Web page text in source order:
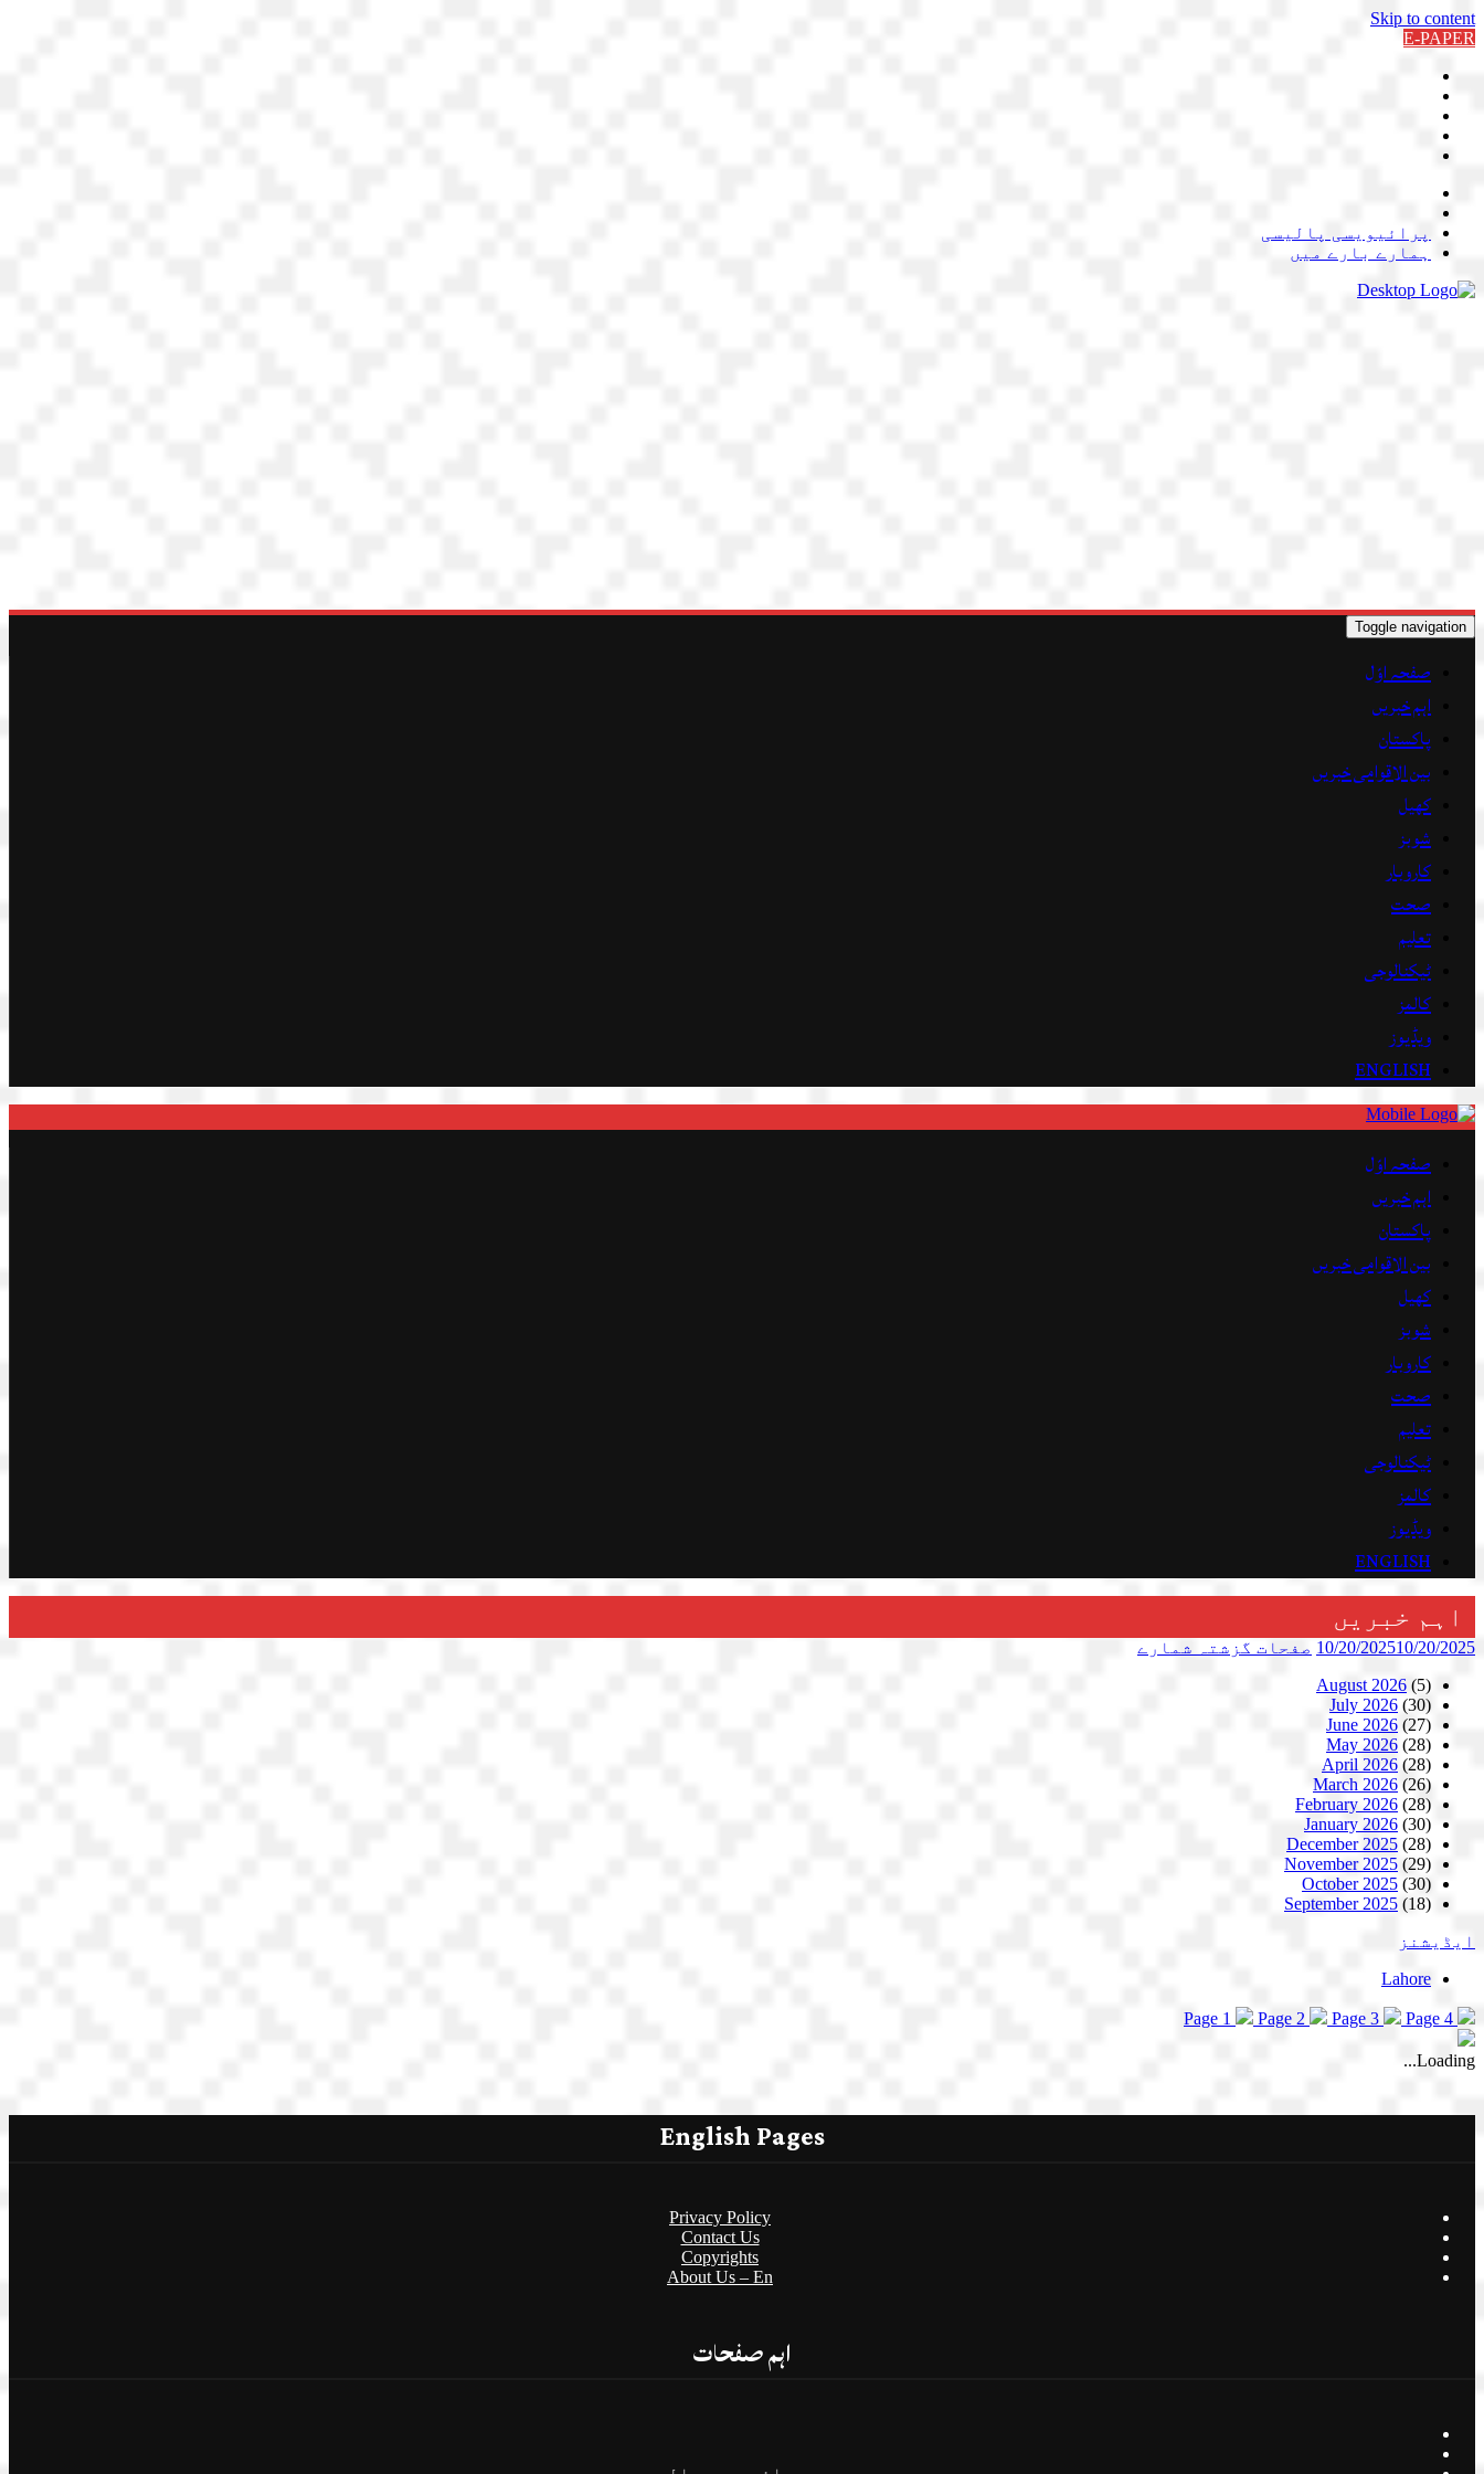
Skip to content
E-PAPER
پرائیویسی پالیسی
ہمارے بارے میں
Toggle navigation
صفحہ اوّل
اہم خبریں
پاکستان
بین الاقوامی خبریں
کھیل
شوبز
کاروبار
صحت
تعلیم
ٹیکنالوجی
کالمز
ویڈیوز
ENGLISH
صفحہ اوّل
اہم خبریں
پاکستان
بین الاقوامی خبریں
کھیل
شوبز
کاروبار
صحت
تعلیم
ٹیکنالوجی
کالمز
ویڈیوز
ENGLISH
اہم خبریں
10/20/202510/20/2025 صفحات گزشتہ شمارے
August 2026 (5)
July 2026 (30)
June 2026 (27)
May 2026 (28)
April 2026 (28)
March 2026 (26)
February 2026 (28)
January 2026 (30)
December 2025 (28)
November 2025 (29)
October 2025 (30)
September 2025 (18)
ایڈیشنز
Lahore
Page 1 Page 2 Page 3 Page 4
Loading...
English Pages
Privacy Policy
Contact Us
Copyrights
About Us – En
اہم صفحات